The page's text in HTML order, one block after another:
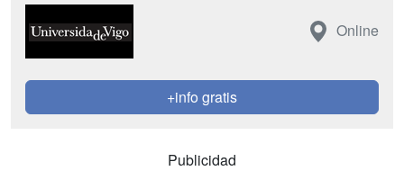
Online
+info gratis
Publicidad